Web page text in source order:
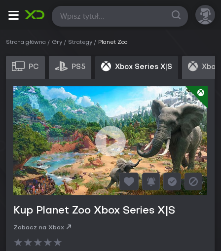
Wszystkie
Strona główna Gry Strategy Planet Zoo
PC PS5 Xbox Series X|S
Kup Planet Zoo Xbox Series X|S
Zobacz na Xbox
★★★★★